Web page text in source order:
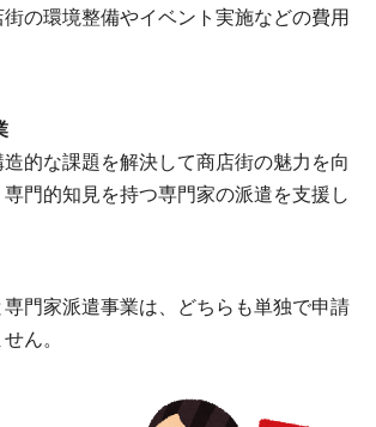
の環境整備やイベント実施などの費用
的な課題を解決して商店街の魅力を向
専門的知見を持つ専門家の派遣を支援し
門家派遣事業は、どちらも単独で申請
ん。